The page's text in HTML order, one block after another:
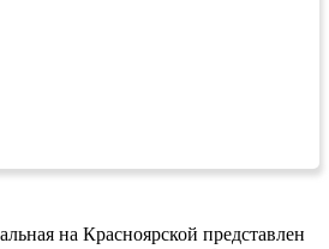
на Красноярской представлен